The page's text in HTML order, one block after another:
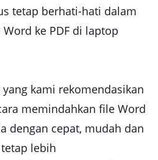
tetap berhati-hati dalam
ke PDF di laptop
kami rekomendasikan
memindahkan file Word
dengan cepat, mudah dan
lebih